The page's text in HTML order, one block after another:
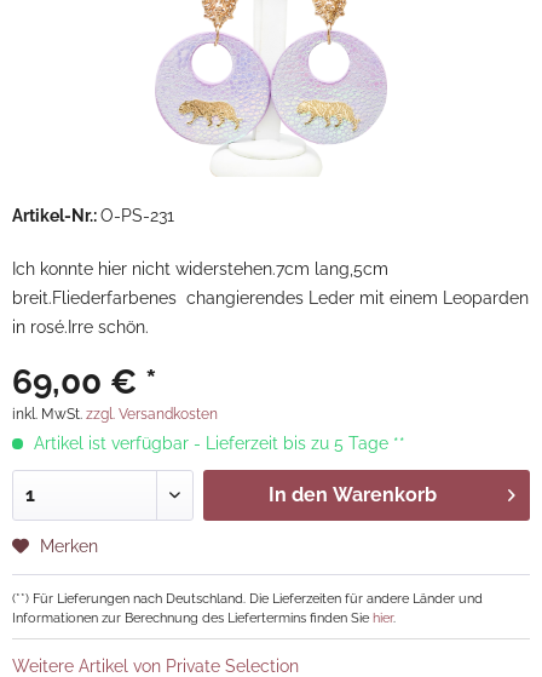
Artikel-Nr.:O-PS-231
Ich konnte hier nicht widerstehen.7cm lang,5cm
breit.Fliederfarbenes changierendes Leder mit einem Leoparden
in rosé.Irre schön.
69,00 € *
inkl. MwSt. zzgl. Versandkosten
Artikel ist verfügbar - Lieferzeit bis zu 5 Tage **
In den Warenkorb
Merken
(**) Für Lieferungen nach Deutschland. Die Lieferzeiten für andere Länder und
Informationen zur Berechnung des Liefertermins finden Sie hier.
Weitere Artikel von Private Selection